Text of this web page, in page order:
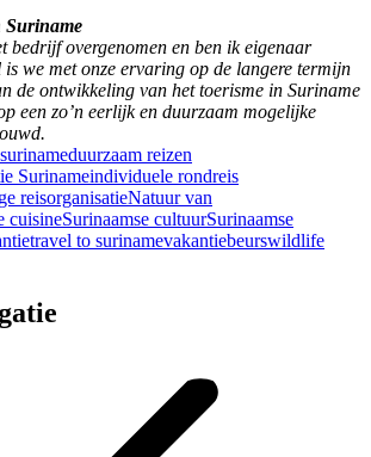
Suriname
bedrijf overgenomen en ben ik eigenaar
we met onze ervaring op de langere termijn
de ontwikkeling van het toerisme in Suriname
een zo’n eerlijk en duurzaam mogelijke
duurzaam reizen
Surinameindividuele rondreis
reisorganisatieNatuur van
cuisineSurinaamse cultuurSurinaamse
travel to surinamevakantiebeurswildlife